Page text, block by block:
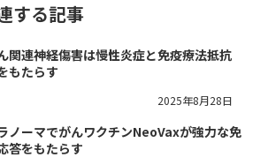
する記事
関連神経傷害は慢性炎症と免疫療法抵抗
もたらす
2025年8月28日
ノーマでがんワクチンNeoVaxが強力な免
答をもたらす